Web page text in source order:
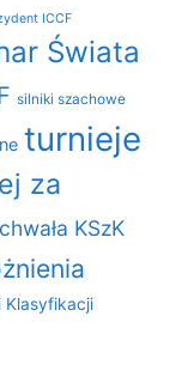
ICCF
Świata
silniki szachowe
turnieje
za
KSzK
Klasyfikacji